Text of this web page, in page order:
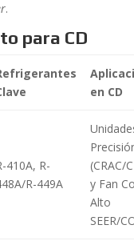
.
para CD
en CD
410A, R-
R-449A
(CRAC/
y Fan
Alto
SEER/